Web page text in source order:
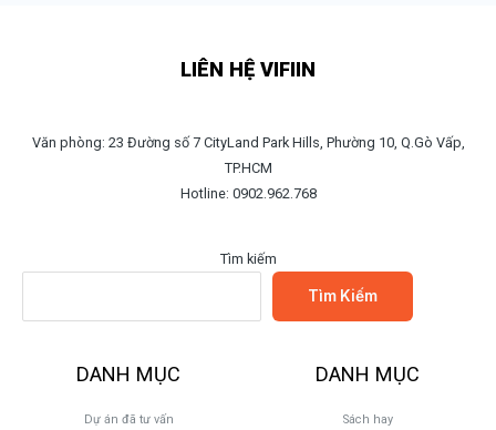
LIÊN HỆ VIFIIN
Văn phòng: 23 Đường số 7 CityLand Park Hills, Phường 10, Q.Gò Vấp,
TP.HCM
Hotline: 0902.962.768
Tìm kiếm
Tìm Kiếm
DANH MỤC
Dự án đã tư vấn
DANH MỤC
Sách hay